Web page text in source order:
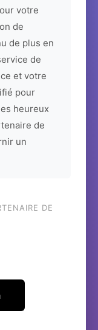
votre
de
de plus en
de
et votre
pour
heureux
de
un
DE